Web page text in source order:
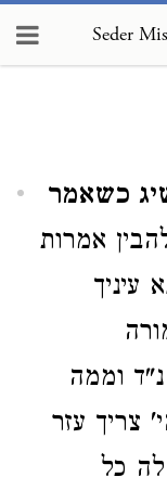
כשאמר
אמרות
עיניך
וממה
צריך עזר
לה כל